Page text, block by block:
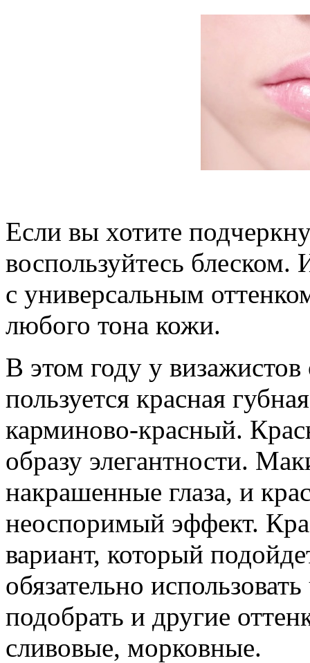
Если вы хотите
воспользуйтесь блеском.
с универсальным
любого тона кожи.
В этом году у
пользуется красная
карминово-красный.
образу элегантности.
накрашенные глаза, и
неоспоримый эффект.
вариант, который
обязательно
подобрать и другие
сливовые, морковные.